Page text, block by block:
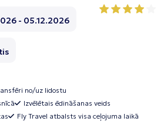
- 05.12.2026
no/uz lidostu
Izvēlētais ēdināšanas veids
Fly Travel atbalsts visa ceļojuma laikā